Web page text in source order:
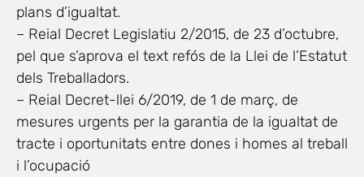
plans d’igualtat.
– Reial Decret Legislatiu 2/2015, de 23 d’octubre,
pel que s’aprova el text refós de la Llei de l’Estatut
dels Treballadors.
– Reial Decret-llei 6/2019, de 1 de març, de
mesures urgents per la garantia de la igualtat de
tracte i oportunitats entre dones i homes al treball
i l’ocupació